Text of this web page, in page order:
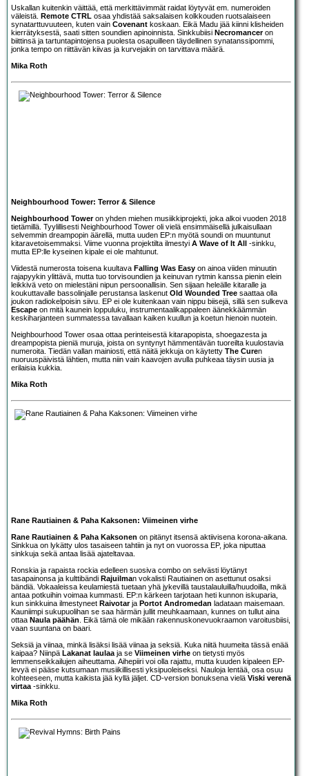
Uskallan kuitenkin väittää, että merkittävimmät raidat löytyvät em. numeroiden
väleistä. Remote CTRL osaa yhdistää saksalaisen kolkkouden ruotsalaiseen
synatarttuvuuteen, kuten vain Covenant koskaan. Eikä Madu jää kiinni klisheiden
kierrätyksestä, saati sitten soundien apinoinnista. Sinkkubiisi Necromanceron
biittinsä ja tartuntapintojensa puolesta osapuilleen täydellinen synatanssipommi,
jonka tempo on riittävän kiivas ja kurvejakin on tarvittava määrä.
Mika Roth
Neighbourhood Tower: Terror & Silence
Neighbourhood Toweron yhden miehen musiikkiprojekti, joka alkoi vuoden 2018
tietämillä. Tyylillisesti Neighbourhood Tower oli vielä ensimmäisellä julkaisullaan
selvemmin dreampopin äärellä, mutta uuden EP:n myötä soundi on muuntunut
kitaravetoisemmaksi. Viime vuonna projektilta ilmestyi A Wave of It All -sinkku,
mutta EP:lle kyseinen kipale ei ole mahtunut.
Viidestä numerosta toisena kuultava Falling Was Easy on ainoa viiden minuutin
rajapyykin ylittävä, mutta tuo torvisoundien ja keinuvan rytmin kanssa pienin elein
leikkivä veto on mielestäni nipun persoonallisin. Sen sijaan heleälle kitaralle ja
koukuttavalle bassolinjalle perustansa laskenut Old Wounded Tree saattaa olla
joukon radiokelpoisin siivu. EP ei ole kuitenkaan vain nippu biisejä, sillä sen sulkeva
Escape on mitä kaunein loppuluku, instrumentaalikappaleen äänekkäämmän
keskiharjanteen summatessa tavallaan kaiken kuullun ja koetun hienoin nuotein.
Neighbourhood Tower osaa ottaa perinteisestä kitarapopista, shoegazesta ja
dreampopista pieniä muruja, joista on syntynyt hämmentävän tuoreilta kuulostavia
numeroita. Tiedän vallan mainiosti, että näitä jekkuja on käytetty The Curen
nuoruuspäivistä lähtien, mutta niin vain kaavojen avulla puhkeaa täysin uusia ja
erilaisia kukkia.
Mika Roth
Rane Rautiainen & Paha Kaksonen: Viimeinen virhe
Rane Rautiainen & Paha Kaksonen on pitänyt itsensä aktiivisena korona-aikana.
Sinkkua on lykätty ulos tasaiseen tahtiin ja nyt on vuorossa EP, joka niputtaa
sinkkuja sekä antaa lisää ajateltavaa.
Ronskia ja rapaista rockia edelleen suosiva combo on selvästi löytänyt
tasapainonsa ja kulttibändi Rajuilman vokalisti Rautiainen on asettunut osaksi
bändiä. Vokaaleissa keulamiestä tuetaan yhä jykevillä taustalauluilla/huudoilla, mikä
antaa potkuihin voimaa kummasti. EP:n kärkeen tarjotaan heti kunnon iskuparia,
kun sinkkuina ilmestyneet Raivotarja Portot Andromedan ladataan maisemaan.
Kauniimpi sukupuolihan se saa härmän jullit meuhkaamaan, kunnes on tullut aina
ottaa Naula päähän . Eikä tämä ole mikään rakennuskonevuokraamon varoitusbiisi,
vaan suuntana on baari.
Seksiä ja viinaa, minkä lisäksi lisää viinaa ja seksiä. Kuka niitä huumeita tässä enää
kaipaa? Niinpä Lakanat laulaa ja se Viimeinen virhe on tietysti myös
lemmenseikkailujen aiheuttama. Aihepiiri voi olla rajattu, mutta kuuden kipaleen EP-
levyä ei pääse kutsumaan musiikillisesti yksipuoleiseksi. Nauloja lentää, osa osuu
kohteeseen, mutta kaikista jää kyllä jäljet. CD-version bonuksena vielä Viski verenä
virtaa -sinkku.
Mika Roth